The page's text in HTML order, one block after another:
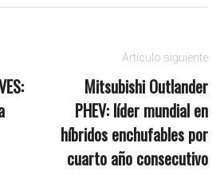
Artículo siguiente
Mitsubishi Outlander
PHEV: líder mundial en
híbridos enchufables por
cuarto año consecutivo